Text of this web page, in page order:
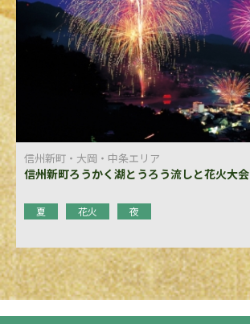
信州新町・大岡・中条エリア
信州新町ろうかく湖とうろう流しと花火大会
夏 花火 夜